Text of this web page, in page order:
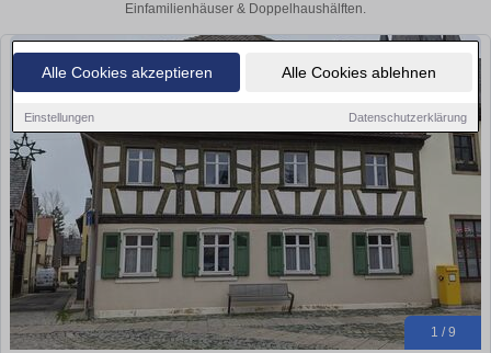
Alle Cookies akzeptieren Alle Cookies ablehnen
Einstellungen Datenschutzerklärung
Einfamilienhäuser & Doppelhaushälften.
1 / 9